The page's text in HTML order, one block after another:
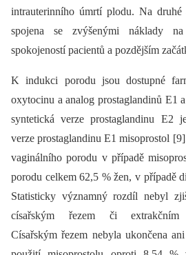
intrauterinního úmrtí plodu. Na druhé
spojena se zvýšenými náklady na
spokojeností pacientů a pozdějším
K indukci porodu jsou dostupné
oxytocinu a analog prostaglandinů E1
syntetická verze prostaglandinu E2
verze prostaglandinu E1 misoprostol
vaginálního porodu v případě
porodu celkem 62,5 % žen, v případě
Statisticky významný rozdíl nebyl
císařským řezem či extrakčním
Císařským řezem nebyla ukončena